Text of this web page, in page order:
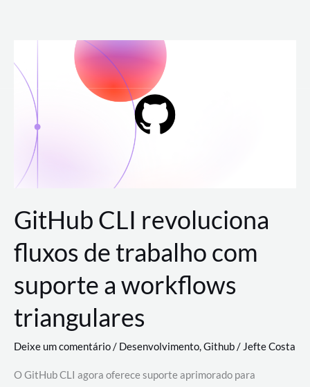
para
conteúdo
GitHub CLI revoluciona
fluxos de trabalho com
suporte a workflows
triangulares
Deixe um comentário/ Desenvolvimento,Github/ Jefte Costa
O GitHub CLI agora oferece suporte aprimorado para